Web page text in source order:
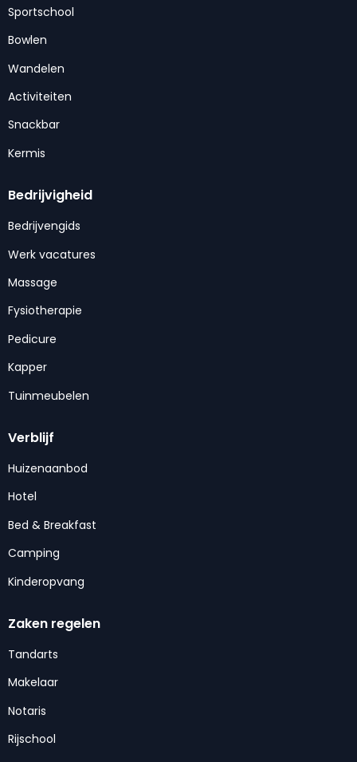
Sportschool
Bowlen
Wandelen
Activiteiten
Snackbar
Kermis
Bedrijvigheid
Bedrijvengids
Werk vacatures
Massage
Fysiotherapie
Pedicure
Kapper
Tuinmeubelen
Verblijf
Huizenaanbod
Hotel
Bed & Breakfast
Camping
Kinderopvang
Zaken regelen
Tandarts
Makelaar
Notaris
Rijschool